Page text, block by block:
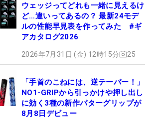
ウェッジってどれも一緒に見えるけ
ど…違いってあるの？ 最新24モデ
ルの性能早見表を作ってみた #ギ
アカタログ2026
2026年7月31日 (金) 12時15分 25
「手首のこねには、逆テーパー！」
NO1-GRIPから引っかけや押し出し
に効く3種の新作パターグリップが
8月8日デビュー